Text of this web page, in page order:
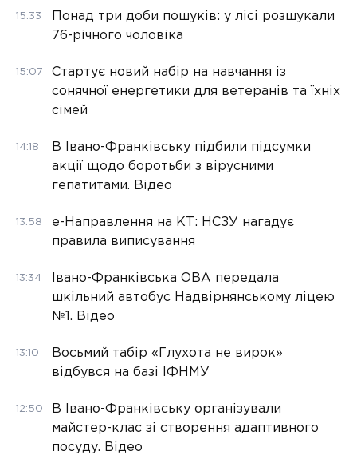
15:33
Понад три доби пошуків: у лісі розшукали
76-річного чоловіка
15:07
Стартує новий набір на навчання із
сонячної енергетики для ветеранів та їхніх
сімей
14:18
В Івано-Франківську підбили підсумки
акції щодо боротьби з вірусними
гепатитами. Відео
13:58
е-Направлення на КТ: НСЗУ нагадує
правила виписування
13:34
Івано-Франківська ОВА передала
шкільний автобус Надвірнянському ліцею
№1. Відео
13:10
Восьмий табір «Глухота не вирок»
відбувся на базі ІФНМУ
12:50
В Івано-Франківську організували
майстер-клас зі створення адаптивного
посуду. Відео